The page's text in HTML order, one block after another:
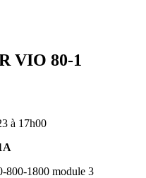
VIO 80-1
à 17h00
800-1800 module 3